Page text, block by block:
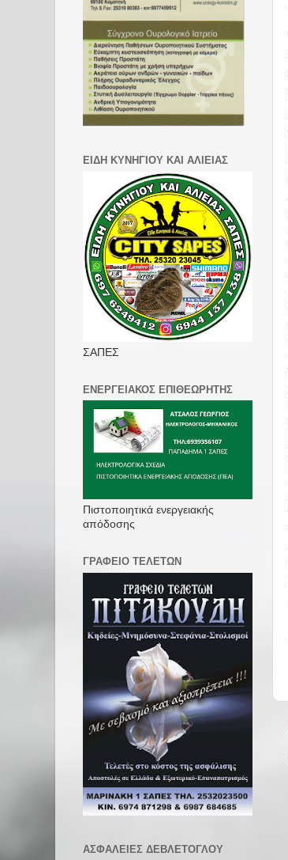
ΕΙΔΗ ΚΥΝΗΓΙΟΥ ΚΑΙ ΑΛΙΕΙΑΣ
ΣΑΠΕΣ
ΕΝΕΡΓΕΙΑΚΟΣ ΕΠΙΘΕΩΡΗΤΗΣ
Πιστοποιητικά ενεργειακής
απόδοσης
ΓΡΑΦΕΙΟ ΤΕΛΕΤΩΝ
ΑΣΦΑΛΕΙΕΣ ΔΕΒΛΕΤΟΓΛΟΥ